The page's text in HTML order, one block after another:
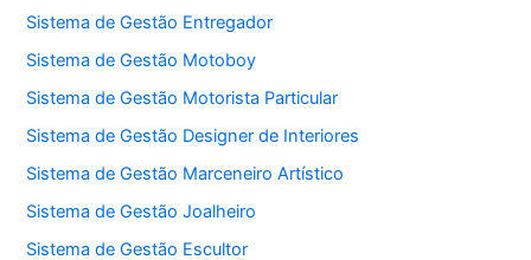
Sistema de Gestão Entregador
Sistema de Gestão Motoboy
Sistema de Gestão Motorista Particular
Sistema de Gestão Designer de Interiores
Sistema de Gestão Marceneiro Artístico
Sistema de Gestão Joalheiro
Sistema de Gestão Escultor